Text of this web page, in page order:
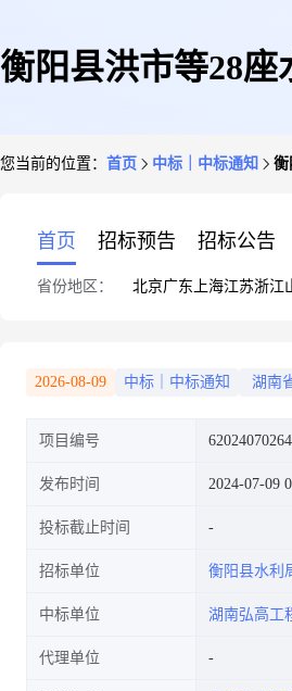
衡阳县洪市等28座
您当前的位置： 首页 中标｜中标通知 衡
首页 招标预告 招标公告
省份地区： 北京广东 上海江苏浙江
2026-08-09 中标｜中标通知 湖南
项目编号
发布时间 2024-07-09
投标截止时间
招标单位 衡阳县水利
中标单位 湖南弘高工
代理单位